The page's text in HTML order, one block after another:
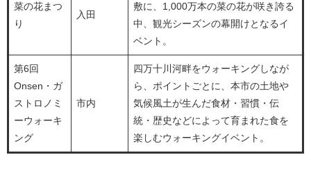
菜の花まつ
り
入田
敷に、1,000万本の菜の花が咲き誇る
中、観光シーズンの幕開けとなるイ
ベント。
第6回
Onsen・ガ
ストロノミ
ーウォーキ
ング
市内
四万十川河畔をウォーキングしなが
ら、ポイントごとに、本市の土地や
気候風土が生んだ食材・習慣・伝
統・歴史などによって育まれた食を
楽しむウォーキングイベント。